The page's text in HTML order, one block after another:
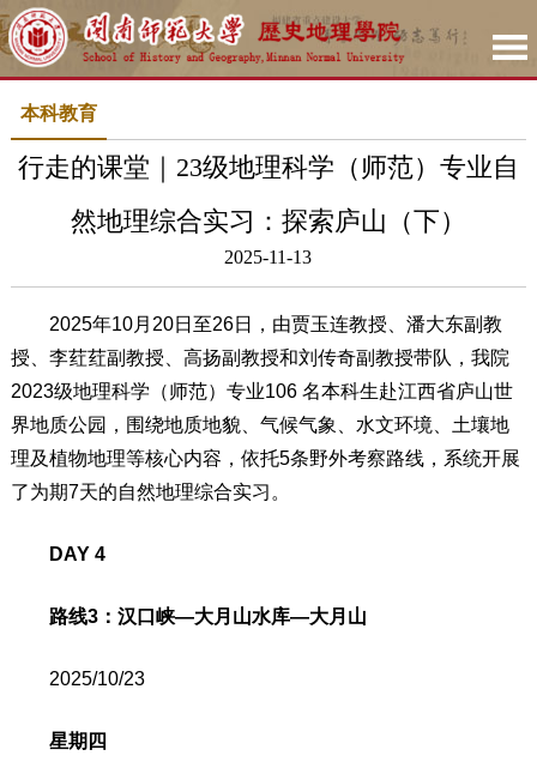
本科教育
行走的课堂｜23级地理科学（师范）专业自
然地理综合实习：探索庐山（下）
2025-11-13
2025年10月20日至26日，由贾玉连教授、潘大东副教
授、李荭荭副教授、高扬副教授和刘传奇副教授带队，我院
2023级地理科学（师范）专业106 名本科生赴江西省庐山世
界地质公园，围绕地质地貌、气候气象、水文环境、土壤地
理及植物地理等核心内容，依托5条野外考察路线，系统开展
了为期7天的自然地理综合实习。
DAY 4
路线3：汉口峡—大月山水库—大月山
2025/10/23
星期四